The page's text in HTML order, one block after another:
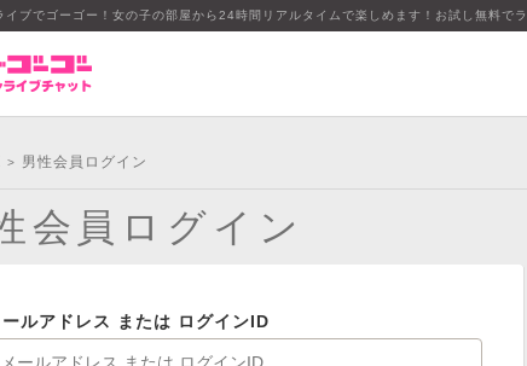
イブでゴーゴー！女の子の部屋から24時間リアルタイムで楽しめます！お試し無料で
> 男性会員ログイン
会員ログイン
ールアドレス または ログインID